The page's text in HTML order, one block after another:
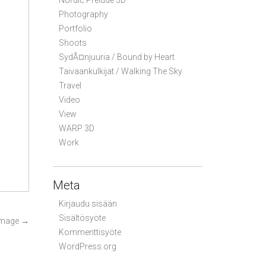
→
Photography
Portfolio
Shoots
SydÃ¤njuuria / Bound by Heart
Taivaankulkijat / Walking The Sky
Travel
Video
View
WARP 3D
Work
Meta
Kirjaudu sisään
Sisältösyöte
Kommenttisyöte
WordPress.org